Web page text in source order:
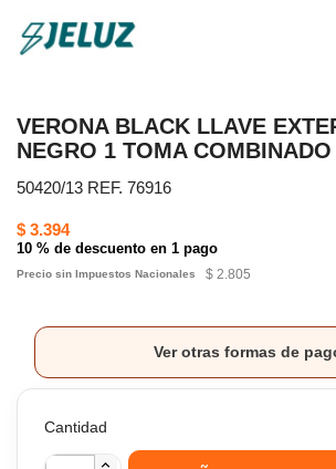
VERONA BLACK LLAVE
NEGRO 1 TOMA
50420/13 REF. 76916
$ 3.394
10 % de descuento en 1 pago
Precio sin Impuestos Nacionales $ 2.805
Ver otras formas de
Cantidad